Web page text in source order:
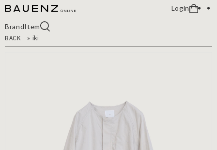
Login
BrandItem
BACK
» iki